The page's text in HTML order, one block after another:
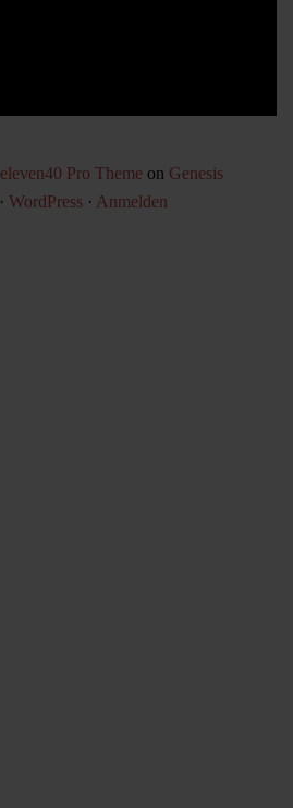
eleven40 Pro Theme on Genesis
· WordPress· Anmelden